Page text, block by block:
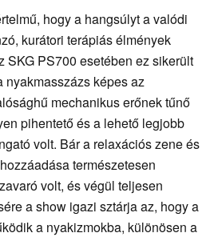
hogy a hangsúlyt a valódi
kurátori terápiás élmények
SKG PS700 esetében ez sikerült
nyakmasszázs képes az
mechanikus erőnek tűnő
pihentető és a lehető legjobb
volt. Bár a relaxációs zene és
természetesen
volt, és végül teljesen
a show igazi sztárja az, hogy a
a nyakizmokba, különösen a